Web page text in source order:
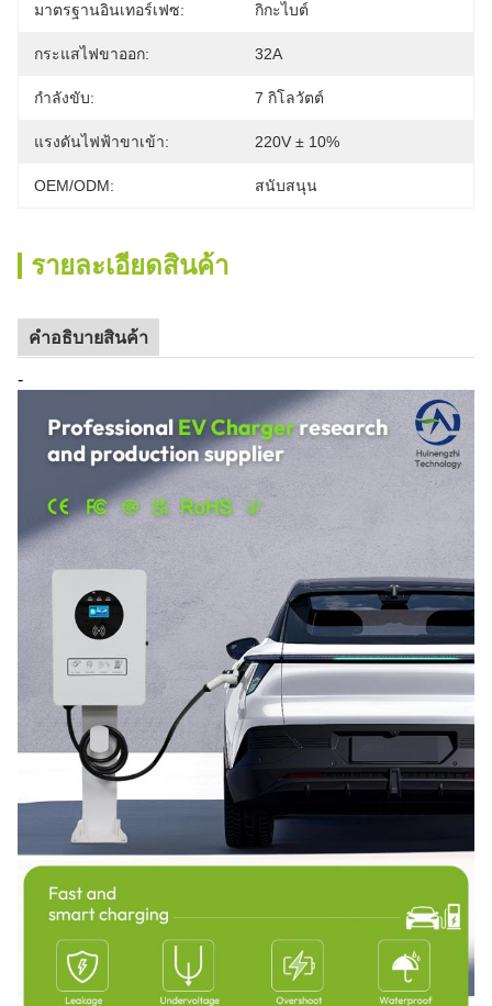
มาตรฐานอินเทอร์เฟซ: กิกะไบต์
กระแสไฟขาออก: 32A
กำลังขับ: 7 กิโลวัตต์
แรงดันไฟฟ้าขาเข้า: 220V ± 10%
OEM/ODM: สนับสนุน
รายละเอียดสินค้า
คําอธิบายสินค้า
-